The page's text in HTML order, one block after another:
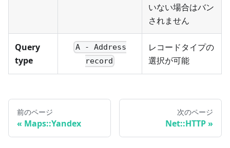
いない場合はバン
されません
Query
type
A - Address
record
レコードタイプの
選択が可能
前のページ
Maps::Yandex
次のページ
Net::HTTP